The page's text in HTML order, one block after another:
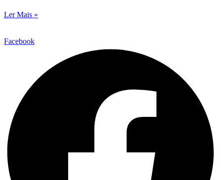
Ler Mais »
Facebook